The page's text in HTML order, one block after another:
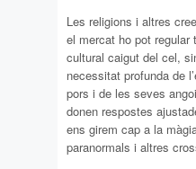
Les religions i altres
el mercat ho pot
cultural caigut del cel,
necessitat profunda de
pors i de les seves
donen respostes
ens girem cap a la
paranormals i altres